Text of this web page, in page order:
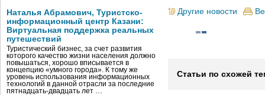
Наталья Абрамович, Туристско-
информационный центр Казани:
Виртуальная поддержка реальных
путешествий
Туристический бизнес, за счет развития
которого качество жизни населения должно
повышаться, хорошо вписывается в
концепцию «умного города». К тому же
уровень использования информационных
технологий в данной отрасли за последние
пятнадцать-двадцать лет …
Другие новости
Статьи по схожей